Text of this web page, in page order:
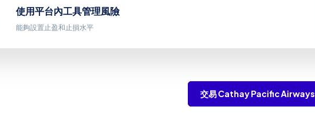
使用平台內工具管理風險
能夠設置止盈和止損水平
交易 Cathay Pacific Airways